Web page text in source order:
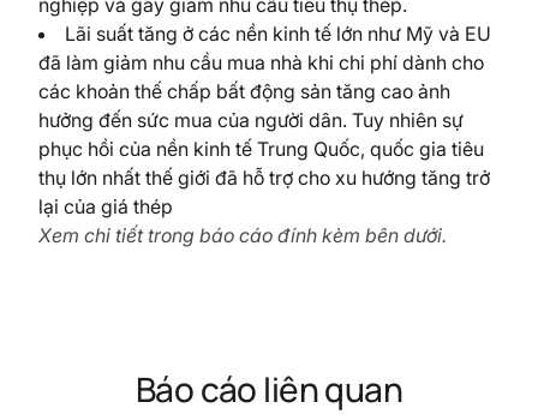
nghiệp và gây giảm nhu cầu tiêu thụ thép.
Lãi suất tăng ở các nền kinh tế lớn như Mỹ và EU
đã làm giảm nhu cầu mua nhà khi chi phí dành cho
các khoản thế chấp bất động sản tăng cao ảnh
hưởng đến sức mua của người dân. Tuy nhiên sự
phục hồi của nền kinh tế Trung Quốc, quốc gia tiêu
thụ lớn nhất thế giới đã hỗ trợ cho xu hướng tăng trở
lại của giá thép
Xem chi tiết trong báo cáo đính kèm bên dưới.
Báo cáo liên quan